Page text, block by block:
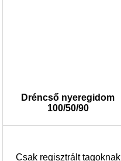
Dréncső nyeregidom
100/50/90
Csak regisztrált tagoknak